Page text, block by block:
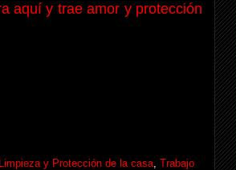
aquí y trae amor y protección
y Protección de la casa, Trabajo